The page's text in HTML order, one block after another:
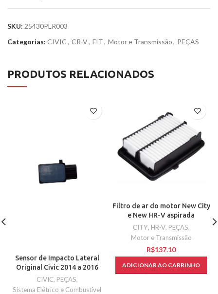
SKU: 25430PLR003
Categorias: CIVIC, CR-V, FIT, Motor e Transmissão, PEÇAS
PRODUTOS RELACIONADOS
Sensor de Impacto Lateral
Original Civic 2014 a 2016
CIVIC, PEÇAS,
Sistema Elétrico e Combustível
Filtro de ar do motor New City
e New HR-V aspirada
CITY, HR-V, PEÇAS,
Motor e Transmissão
R$
ADICIONAR AO CARRINHO